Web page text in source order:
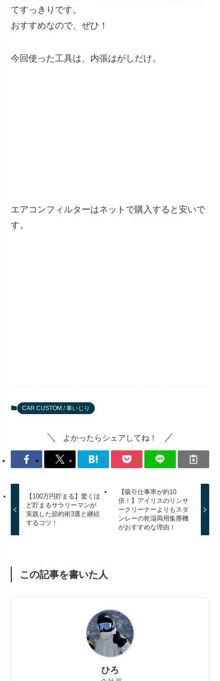
てすっきりです。
おすすめなので、ぜひ！
今回使った工具は、内張はがしだけ。
エアコンフィルターはネットで購入すると安いで
す。
CAR CUSTOM / 車いじり
よかったらシェアしてね！
【100万円貯まる】驚くほ
ど貯まるサラリーマンが
実践した節約術3選と継続
するコツ！
【吸引仕事率が約10
倍！】アイリスのリンサ
ークリーナーよりもスタ
ンレーの乾湿両用集塵機
がおすすめな理由！
この記事を書いた人
ひろ